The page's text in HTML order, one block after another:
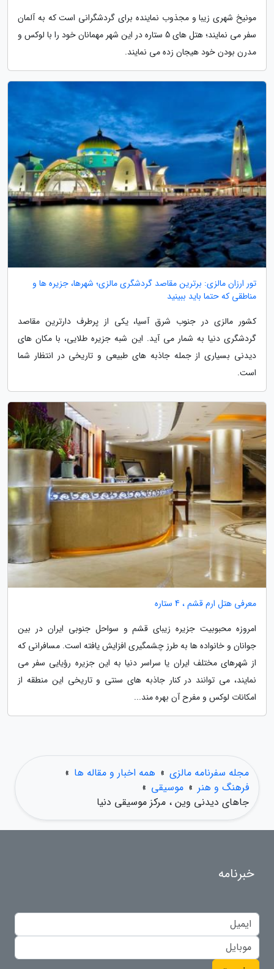
مونیخ شهری زیبا و مجذوب نماینده برای گردشگرانی است که به آلمان
سفر می نمایند؛ هتل های 5 ستاره در این شهر مهمانان خود را با لوکس و
مدرن بودن خود هیجان زده می نمایند.
تور ارزان مالزی: برترین مقاصد گردشگری مالزی؛ شهرها، جزیره ها و
مناطقی که حتما باید ببینید
کشور مالزی در جنوب شرق آسیا، یکی از پرطرف دارترین مقاصد
گردشگری دنیا به شمار می آید. این شبه جزیره طلایی، با مکان های
دیدنی بسیاری از جمله جاذبه های طبیعی و تاریخی در انتظار شما
است.
معرفی هتل ارم قشم ، 4 ستاره
امروزه محبوبیت جزیره زیبای قشم و سواحل جنوبی ایران در بین
جوانان و خانواده ها به طرز چشمگیری افزایش یافته است. مسافرانی که
از شهرهای مختلف ایران یا سراسر دنیا به این جزیره رؤیایی سفر می
نمایند، می توانند در کنار جاذبه های سنتی و تاریخی این منطقه از
امکانات لوکس و مفرح آن بهره مند...
مجله سفرنامه مالزی » همه اخبار و مقاله ها »
فرهنگ و هنر » موسیقی »
جاهای دیدنی وین ، مرکز موسیقی دنیا
خبرنامه